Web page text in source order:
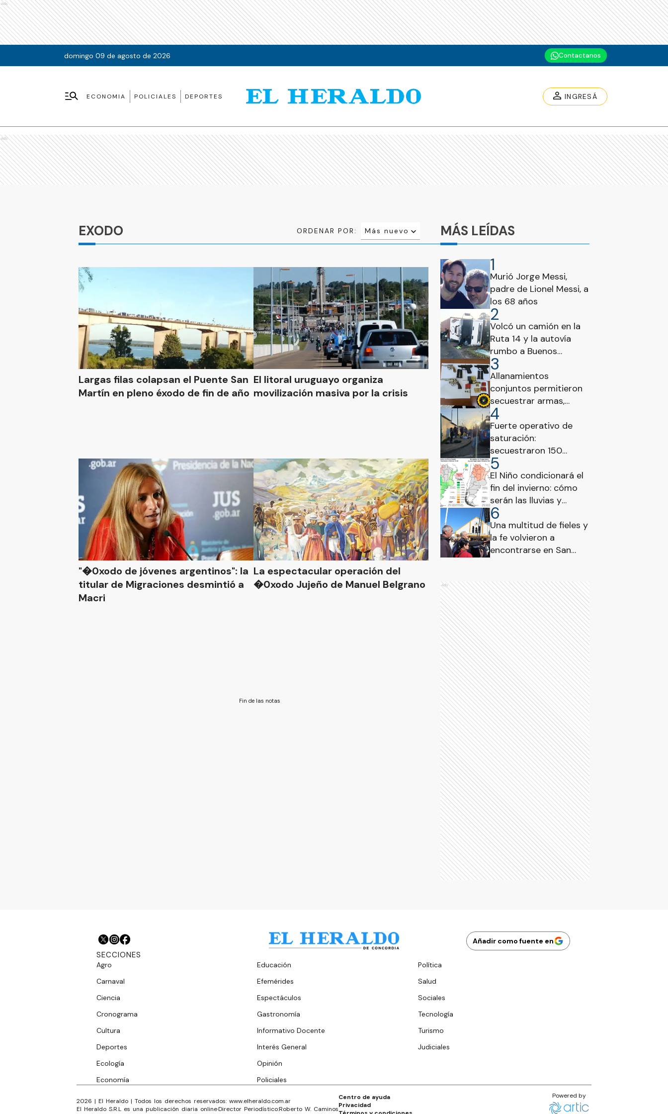
Ads
domingo 09 de agosto de 2026 Contactanos
ECONOMIA POLICIALES DEPORTES INGRESÁ
Ads
EXODO ORDENAR POR:
Más nuevo
Relevancia
Largas filas colapsan el Puente San
Martín en pleno éxodo de fin de año
El litoral uruguayo organiza
movilización masiva por la crisis
"�0xodo de jóvenes argentinos": la
titular de Migraciones desmintió a
Macri
La espectacular operación del
�0xodo Jujeño de Manuel Belgrano
Fin de las notas
MÁS LEÍDAS
1
Murió Jorge Messi,
padre de Lionel Messi, a
los 68 años
2
Volcó un camión en la
Ruta 14 y la autovía
rumbo a Buenos
Aires estuvo
interrumpida
3
Allanamientos
conjuntos permitieron
secuestrar armas,
municiones y vehículos
en Concordia
4
Fuerte operativo de
saturación:
secuestraron 150
envoltorios de cocaína,
marihuana y
cartuchería
5
El Niño condicionará el
fin del invierno: cómo
serán las lluvias y
temperaturas hasta
octubre y cómo afecta
a Entre Ríos
6
Una multitud de fieles y
la fe volvieron a
encontrarse en San
Ads
Añadir como fuente en
SECCIONES
Agro
Carnaval
Ciencia
Cronograma
Cultura
Deportes
Ecología
Economía
Educación
Efemérides
Espectáculos
Gastronomía
Informativo Docente
Interés General
Opinión
Policiales
Política
Salud
Sociales
Tecnología
Turismo
Judiciales
2026 | El Heraldo | Todos los derechos reservados: www.elheraldo.com.ar
El Heraldo S.R.L es una publicación diaria online·Director Periodístico:Roberto W. CaminosPrivacidad
Centro de ayuda Powered by